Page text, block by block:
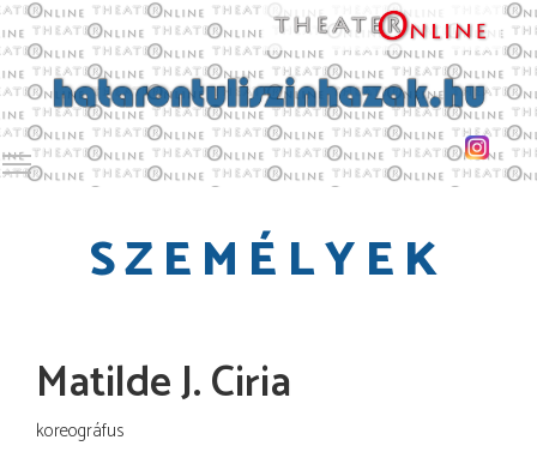
Toggle main menu visibility
SZEMÉLYEK
Matilde J. Ciria
koreográfus